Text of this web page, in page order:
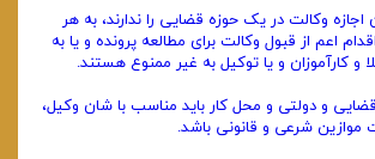
وکالت در یک حوزه قضایی را ندارند، به هر
اعم از قبول وکالت برای مطالعه پرونده و یا به
و کارآموزان و یا توکیل به غیر ممنوع هستند.
و دولتی و محل کار باید مناسب با شان وکیل،
موازین شرعی و قانونی باشد.